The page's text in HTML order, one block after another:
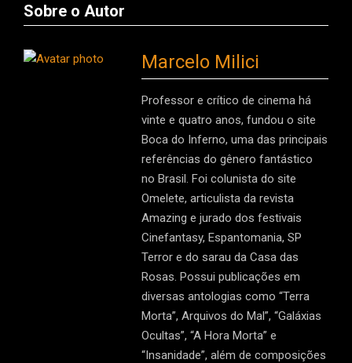
Sobre o Autor
Marcelo Milici
Professor e crítico de cinema há
vinte e quatro anos, fundou o site
Boca do Inferno, uma das principais
referências do gênero fantástico
no Brasil. Foi colunista do site
Omelete, articulista da revista
Amazing e jurado dos festivais
Cinefantasy, Espantomania, SP
Terror e do sarau da Casa das
Rosas. Possui publicações em
diversas antologias como “Terra
Morta”, Arquivos do Mal”, “Galáxias
Ocultas”, “A Hora Morta” e
“Insanidade”, além de composições